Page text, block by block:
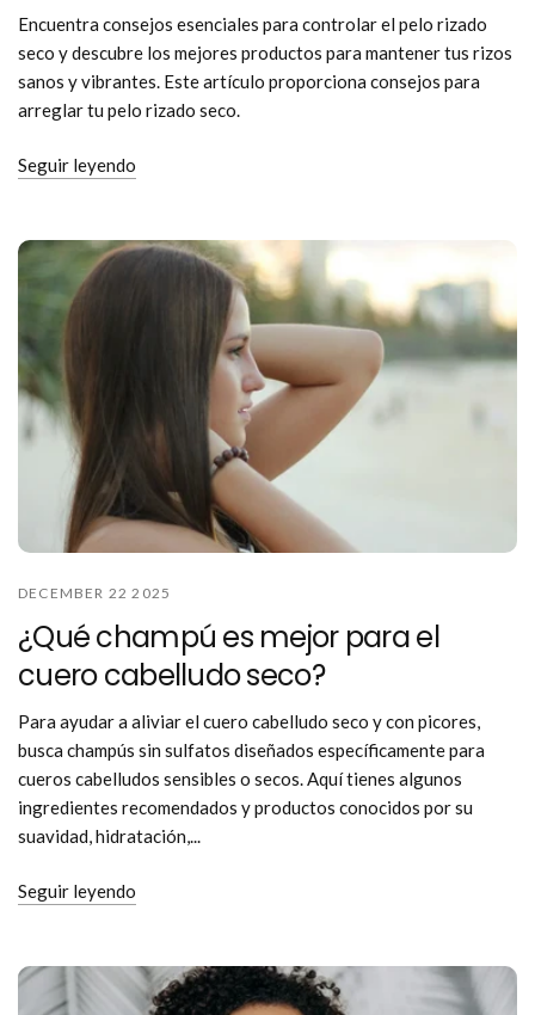
Encuentra consejos esenciales para controlar el pelo rizado
seco y descubre los mejores productos para mantener tus rizos
sanos y vibrantes. Este artículo proporciona consejos para
arreglar tu pelo rizado seco.
Seguir leyendo
DECEMBER 22 2025
¿Qué champú es mejor para el
cuero cabelludo seco?
Para ayudar a aliviar el cuero cabelludo seco y con picores,
busca champús sin sulfatos diseñados específicamente para
cueros cabelludos sensibles o secos. Aquí tienes algunos
ingredientes recomendados y productos conocidos por su
suavidad, hidratación,...
Seguir leyendo